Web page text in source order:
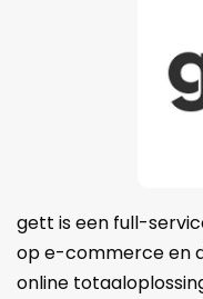
gett is een full-
op e-commerce en
online